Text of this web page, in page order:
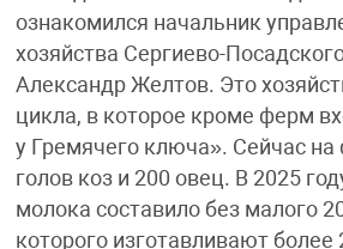
ознакомился начальник
хозяйства Сергиево-
Александр Желтов. Это
цикла, в которое кроме ферм
у Гремячего ключа». Сейчас
голов коз и 200 овец. В 2025
молока составило без малого
которого изготавливают более